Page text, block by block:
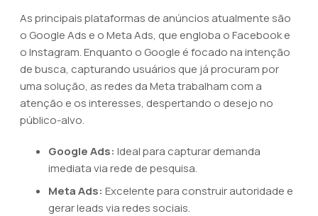
As principais plataformas de anúncios atualmente são
o Google Ads e o Meta Ads, que engloba o Facebook e
o Instagram. Enquanto o Google é focado na intenção
de busca, capturando usuários que já procuram por
uma solução, as redes da Meta trabalham com a
atenção e os interesses, despertando o desejo no
público-alvo.
Google Ads: Ideal para capturar demanda
imediata via rede de pesquisa.
Meta Ads: Excelente para construir autoridade e
gerar leads via redes sociais.